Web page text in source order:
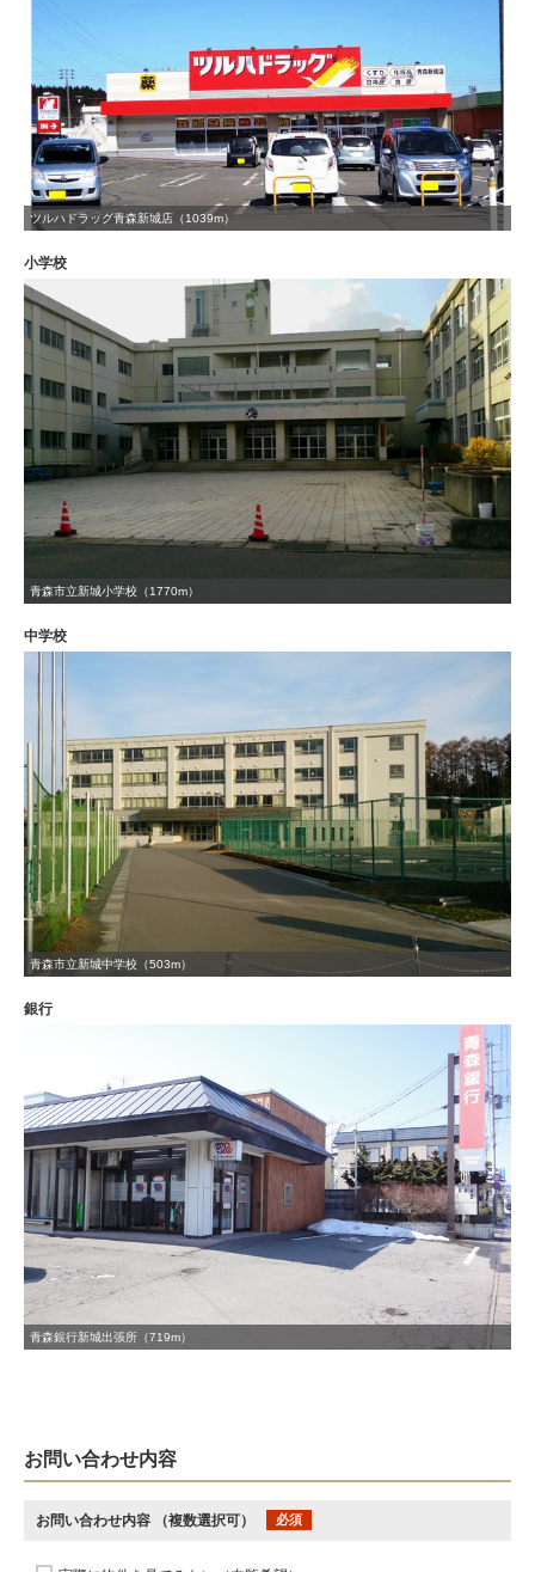
ツルハドラッグ青森新城店（1039m）
小学校
青森市立新城小学校（1770m）
中学校
青森市立新城中学校（503m）
銀行
青森銀行新城出張所（719m）
お問い合わせ内容
お問い合わせ内容 （複数選択可） 必須